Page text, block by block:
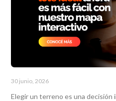
30 junio, 2026
Elegir un terreno es una decisión